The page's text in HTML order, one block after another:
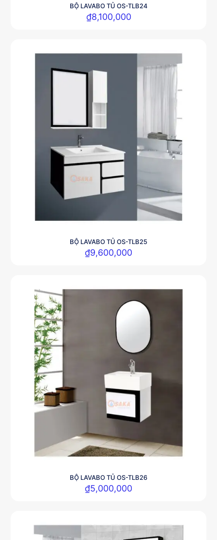
BỘ LAVABO TỦ OS-TLB24
₫8,100,000
BỘ LAVABO TỦ OS-TLB25
₫9,600,000
BỘ LAVABO TỦ OS-TLB26
₫5,000,000